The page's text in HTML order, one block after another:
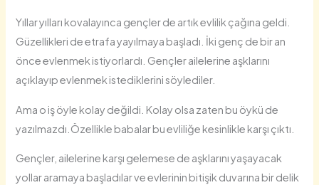
Yıllar yılları kovalayınca gençler de artık evlilik çağına geldi.
Güzellikleri de etrafa yayılmaya başladı. İki genç de bir an
önce evlenmek istiyorlardı. Gençler ailelerine aşklarını
açıklayıp evlenmek istediklerini söylediler.
Ama o iş öyle kolay değildi. Kolay olsa zaten bu öykü de
yazılmazdı.Özellikle babalar bu evliliğe kesinlikle karşı çıktı.
Gençler, ailelerine karşı gelemese de aşklarını yaşayacak
yollar aramaya başladılar ve evlerinin bitişik duvarına bir delik